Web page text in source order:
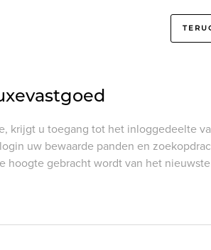
krijgt u toegang tot het inloggedeelte
uw bewaarde panden en
hoogte gebracht wordt van het